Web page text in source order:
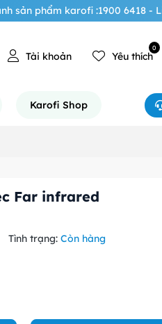
sản phẩm karofi :1900 6418 -
Tài khoản Yêu thích
0
Karofi Shop
Far infrared
Tình trạng: Còn hàng